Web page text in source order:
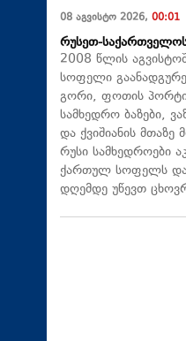
08 აგვისტო 2026, 00:01
რუსეთ-
2008 წლის
სოფელი
გორი, ფოთის
სამხედრო ბაზები,
და ქვიშიანის
რუსი სამხედროები
ქართულ სოფელს და
დღემდე უწევთ